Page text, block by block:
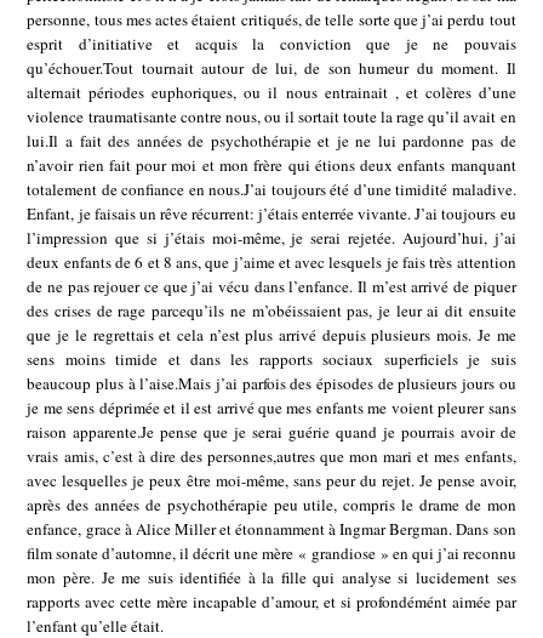
personne, tous mes actes étaient critiqués, de telle sorte que j’ai perdu tout
esprit d’initiative et acquis la conviction que je ne pouvais
qu’échouer.Tout tournait autour de lui, de son humeur du moment. Il
alternait périodes euphoriques, ou il nous entrainait , et colères d’une
violence traumatisante contre nous, ou il sortait toute la rage qu’il avait en
lui.Il a fait des années de psychothérapie et je ne lui pardonne pas de
n’avoir rien fait pour moi et mon frère qui étions deux enfants manquant
totalement de confiance en nous.J’ai toujours été d’une timidité maladive.
Enfant, je faisais un rêve récurrent: j’étais enterrée vivante. J’ai toujours eu
l’impression que si j’étais moi-même, je serai rejetée. Aujourd’hui, j’ai
deux enfants de 6 et 8 ans, que j’aime et avec lesquels je fais très attention
de ne pas rejouer ce que j’ai vécu dans l’enfance. Il m’est arrivé de piquer
des crises de rage parcequ’ils ne m’obéissaient pas, je leur ai dit ensuite
que je le regrettais et cela n’est plus arrivé depuis plusieurs mois. Je me
sens moins timide et dans les rapports sociaux superficiels je suis
beaucoup plus à l’aise.Mais j’ai parfois des épisodes de plusieurs jours ou
je me sens déprimée et il est arrivé que mes enfants me voient pleurer sans
raison apparente.Je pense que je serai guérie quand je pourrais avoir de
vrais amis, c’est à dire des personnes,autres que mon mari et mes enfants,
avec lesquelles je peux être moi-même, sans peur du rejet. Je pense avoir,
après des années de psychothérapie peu utile, compris le drame de mon
enfance, grace à Alice Miller et étonnamment à Ingmar Bergman. Dans son
film sonate d’automne, il décrit une mère « grandiose » en qui j’ai reconnu
mon père. Je me suis identifiée à la fille qui analyse si lucidement ses
rapports avec cette mère incapable d’amour, et si profondémént aimée par
l’enfant qu’elle était.